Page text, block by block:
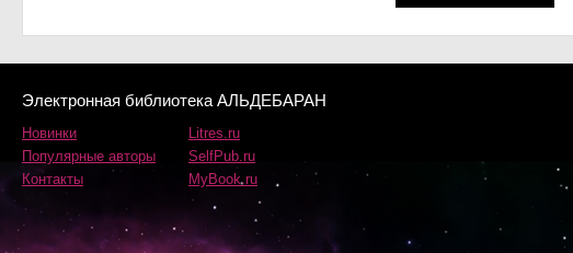
Электронная библиотека АЛЬДЕБАРАН
Новинки
Популярные авторы
Контакты
Litres.ru
SelfPub.ru
MyBook.ru